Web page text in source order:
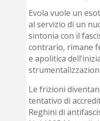
Evola vuole un
al servizio di un
sintonia con il
contrario, rimane
e apolitica
Le frizioni
tentativo di
Reghini di